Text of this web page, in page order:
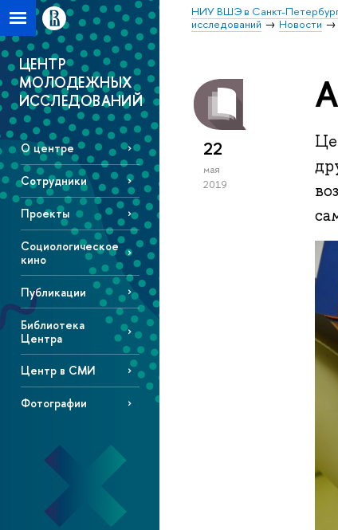
НИУ ВШЭ в Санкт-
исследований
Новости
ЦЕНТР
МОЛОДЕЖНЫХ
ИССЛЕДОВАНИЙ
О центре
Сотрудники
Проекты
Социологическое
кино
Публикации
Библиотека
Центра
Центр в СМИ
Фотографии
22
мая
2019